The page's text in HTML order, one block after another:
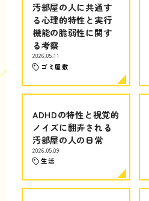
汚部屋の人に共通す
る心理的特性と実行
機能の脆弱性に関す
る考察
2026.05.11
ゴミ屋敷
ADHDの特性と視覚的
ノイズに翻弄される
汚部屋の人の日常
2026.05.09
生活